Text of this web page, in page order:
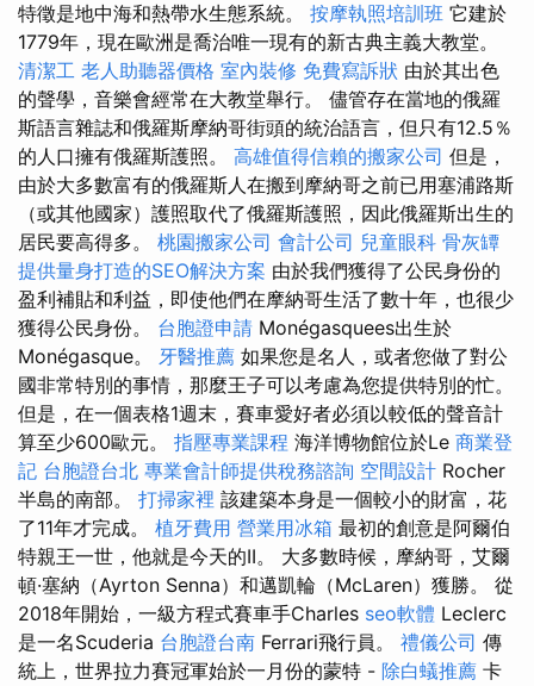
特徵是地中海和熱帶水生態系統。 按摩執照培訓班 它建於
1779年，現在歐洲是喬治唯一現有的新古典主義大教堂。
清潔工 老人助聽器價格 室內裝修 免費寫訴狀 由於其出色
的聲學，音樂會經常在大教堂舉行。 儘管存在當地的俄羅
斯語言雜誌和俄羅斯摩納哥街頭的統治語言，但只有12.5％
的人口擁有俄羅斯護照。 高雄值得信賴的搬家公司 但是，
由於大多數富有的俄羅斯人在搬到摩納哥之前已用塞浦路斯
（或其他國家）護照取代了俄羅斯護照，因此俄羅斯出生的
居民要高得多。 桃園搬家公司 會計公司 兒童眼科 骨灰罈
提供量身打造的SEO解決方案 由於我們獲得了公民身份的
盈利補貼和利益，即使他們在摩納哥生活了數十年，也很少
獲得公民身份。 台胞證申請 Monégasquees出生於
Monégasque。 牙醫推薦 如果您是名人，或者您做了對公
國非常特別的事情，那麼王子可以考慮為您提供特別的忙。
但是，在一個表格1週末，賽車愛好者必須以較低的聲音計
算至少600歐元。 指壓專業課程 海洋博物館位於Le 商業登
記 台胞證台北 專業會計師提供稅務諮詢 空間設計 Rocher
半島的南部。 打掃家裡 該建築本身是一個較小的財富，花
了11年才完成。 植牙費用 營業用冰箱 最初的創意是阿爾伯
特親王一世，他就是今天的II。 大多數時候，摩納哥，艾爾
頓·塞納（Ayrton Senna）和邁凱輪（McLaren）獲勝。 從
2018年開始，一級方程式賽車手Charles seo軟體 Leclerc
是一名Scuderia 台胞證台南 Ferrari飛行員。 禮儀公司 傳
統上，世界拉力賽冠軍始於一月份的蒙特 - 除白蟻推薦 卡